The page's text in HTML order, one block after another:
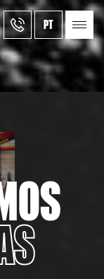
PT